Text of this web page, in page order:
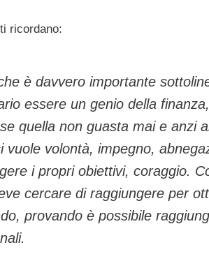
ricordano:
è davvero importante
essere un genio della
quella non guasta mai e anzi
vuole volontà, impegno,
i propri obiettivi, coraggio.
cercare di raggiungere per
provando è possibile